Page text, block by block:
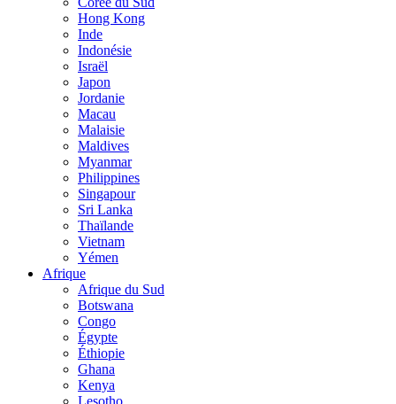
Hong Kong
Inde
Indonésie
Israël
Japon
Jordanie
Macau
Malaisie
Maldives
Myanmar
Philippines
Singapour
Sri Lanka
Thaïlande
Vietnam
Yémen
Afrique
Afrique du Sud
Botswana
Congo
Égypte
Éthiopie
Ghana
Kenya
Lesotho